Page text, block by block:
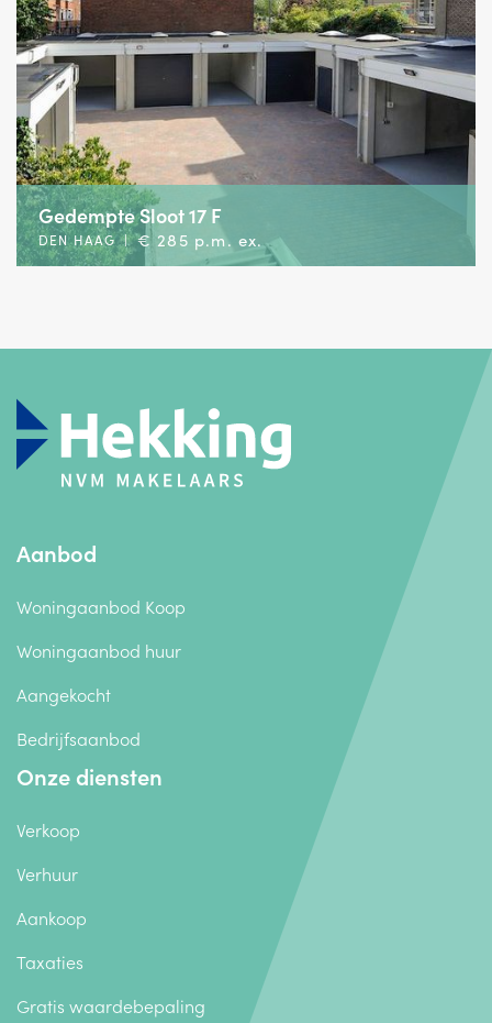
Gedempte Sloot 17 F
DEN HAAG | € 285 p.m. ex.
Aanbod
Woningaanbod Koop
Woningaanbod huur
Aangekocht
Bedrijfsaanbod
Onze diensten
Verkoop
Verhuur
Aankoop
Taxaties
Gratis waardebepaling